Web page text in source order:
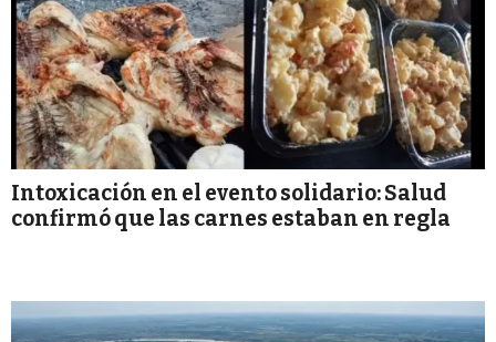
Intoxicación en el evento solidario: Salud
confirmó que las carnes estaban en regla